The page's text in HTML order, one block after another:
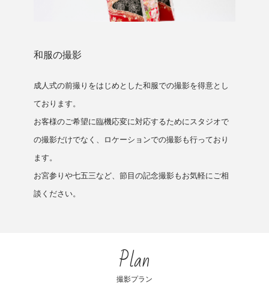
和服の撮影
成人式の前撮りをはじめとした和服での撮影を得意とし
ております。
お客様のご希望に臨機応変に対応するためにスタジオで
の撮影だけでなく、ロケーションでの撮影も行っており
ます。
お宮参りや七五三など、節目の記念撮影もお気軽にご相
談ください。
Plan
撮影プラン